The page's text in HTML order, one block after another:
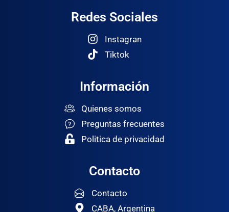
Redes Sociales
Instagran
Tiktok
Información
Quienes somos
Preguntas frecuentes
Politica de privacidad
Contacto
Contacto
CABA, Argentina